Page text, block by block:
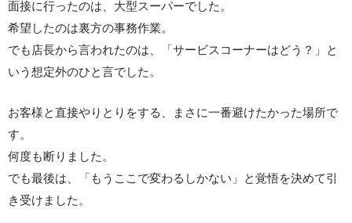
面接に行ったのは、大型スーパーでした。
希望したのは裏方の事務作業。
でも店長から言われたのは、「サービスコーナーはどう？」と
いう想定外のひと言でした。
お客様と直接やりとりをする、まさに一番避けたかった場所で
す。
何度も断りました。
でも最後は、「もうここで変わるしかない」と覚悟を決めて引
き受けました。